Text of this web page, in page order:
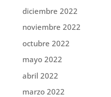
diciembre 2022
noviembre 2022
octubre 2022
mayo 2022
abril 2022
marzo 2022